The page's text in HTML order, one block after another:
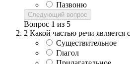
Пазвоню
Следующий вопрос
Вопрос 1 из 5
2 Какой частью речи является
Существительное
Глагол